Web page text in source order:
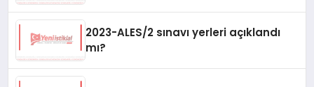
2023-ALES/2 sınavı yerleri açıklandı
mı?